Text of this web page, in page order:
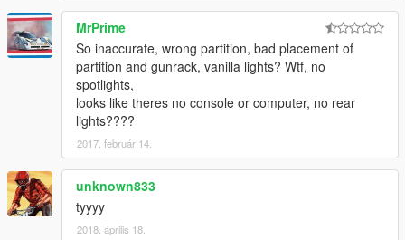
MrPrime
So inaccurate, wrong partition, bad placement of
partition and gunrack, vanilla lights? Wtf, no
spotlights,
looks like theres no console or computer, no rear
lights????
2017. február 14.
unknown833
tyyyy
2018. április 18.